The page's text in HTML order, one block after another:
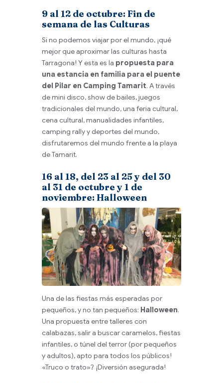
9 al 12 de octubre: Fin de
semana de las Culturas
Si no podemos viajar por el mundo, ¡qué
mejor que aproximar las culturas hasta
Tarragona! Y esta es la propuesta para
una estancia en familia para el puente
del Pilar en Camping Tamarit. A través
de mini disco, show de bailes, juegos
tradicionales del mundo, una feria cultural,
cena cultural, manualidades infantiles,
camping rally y deportes del mundo,
disfrutaremos del mundo frente a la playa
de Tamarit.
16 al 18, del 23 al 25 y del 30
al 31 de octubre y 1 de
noviembre: Halloween
Una de las fiestas más esperadas por
pequeños, y no tan pequeños: Halloween.
Una propuesta entre talleres con
calabazas, salir a buscar caramelos, fiestas
infantiles, o túnel del terror (por pequeños
y adultos), apto para todos los públicos!
«Truco o trato»? ¡Diversión asegurada!